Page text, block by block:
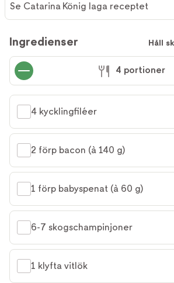
Catarina
König
laga
receptet
Se Catarina König laga receptet
Ingredienser Håll
4 portioner
4 kycklingfiléer
2 förp bacon (à 140 g)
1 förp babyspenat (à 60 g)
6-7 skogschampinjoner
1 klyfta vitlök